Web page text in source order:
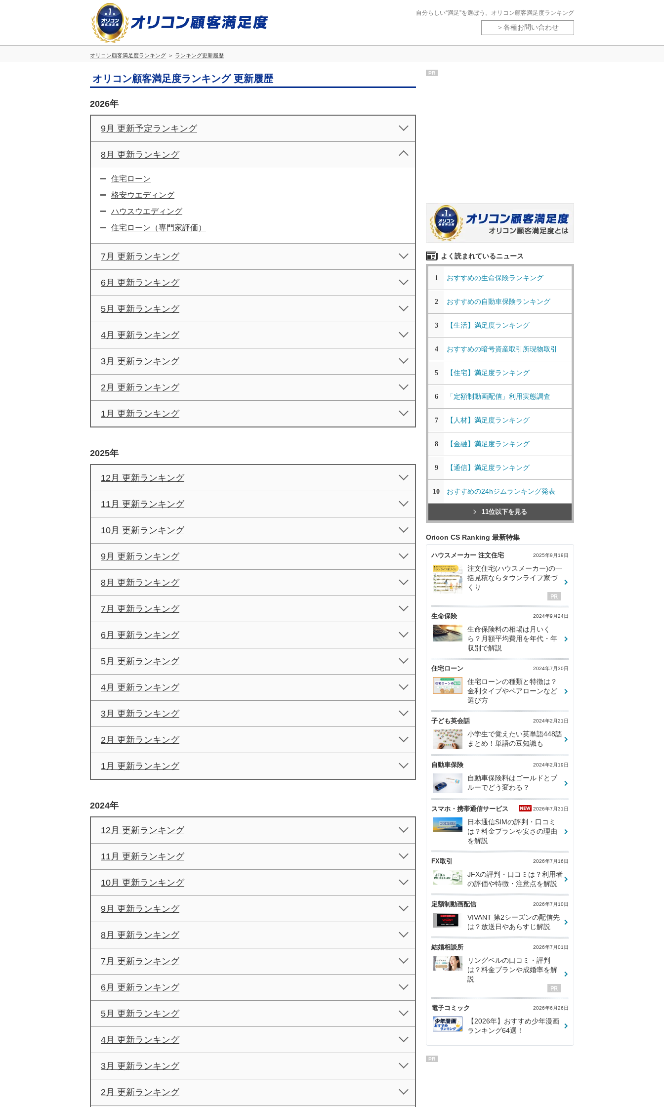
自分らしい“満足”を選ぼう。オリコン顧客満足度ランキング
各種お問い合わせ
オリコン顧客満足度ランキング ランキング更新履歴
オリコン顧客満足度ランキング 更新履歴
2026年
9月 更新予定ランキング
8月 更新ランキング
住宅ローン
格安ウエディング
ハウスウエディング
住宅ローン（専門家評価）
7月 更新ランキング
6月 更新ランキング
5月 更新ランキング
4月 更新ランキング
3月 更新ランキング
2月 更新ランキング
1月 更新ランキング
2025年
12月 更新ランキング
11月 更新ランキング
10月 更新ランキング
9月 更新ランキング
8月 更新ランキング
7月 更新ランキング
6月 更新ランキング
5月 更新ランキング
4月 更新ランキング
3月 更新ランキング
2月 更新ランキング
1月 更新ランキング
2024年
12月 更新ランキング
11月 更新ランキング
10月 更新ランキング
9月 更新ランキング
8月 更新ランキング
7月 更新ランキング
6月 更新ランキング
5月 更新ランキング
4月 更新ランキング
3月 更新ランキング
2月 更新ランキング
PR
よく読まれているニュース
1 おすすめの生命保険ランキング
2 おすすめの自動車保険ランキング
3 【生活】満足度ランキング
4 おすすめの暗号資産取引所現物取引
5 【住宅】満足度ランキング
6 「定額制動画配信」利用実態調査
7 【人材】満足度ランキング
8 【金融】満足度ランキング
9 【通信】満足度ランキング
10 おすすめの24hジムランキング発表
11位以下を見る
Oricon CS Ranking 最新特集
ハウスメーカー 注文住宅 2025年9月19日
注文住宅(ハウスメーカー)の一
括見積ならタウンライフ家づ
くり
生命保険 2024年9月24日
生命保険料の相場は月いく
ら？月額平均費用を年代・年
収別で解説
住宅ローン 2024年7月30日
住宅ローンの種類と特徴は？
金利タイプやペアローンなど
選び方
子ども英会話 2024年2月21日
小学生で覚えたい英単語448語
まとめ！単語の豆知識も
自動車保険 2024年2月19日
自動車保険料はゴールドとブ
ルーでどう変わる？
スマホ・携帯通信サービス 2026年7月31日
日本通信SIMの評判・口コミ
は？料金プランや安さの理由
を解説
FX取引 2026年7月16日
JFXの評判・口コミは？利用者
の評価や特徴・注意点を解説
定額制動画配信 2026年7月10日
VIVANT 第2シーズンの配信先
は？放送日やあらすじ解説
結婚相談所 2026年7月01日
リングベルの口コミ・評判
は？料金プランや成婚率を解
説
電子コミック 2026年6月26日
【2026年】おすすめ少年漫画
ランキング64選！
PR